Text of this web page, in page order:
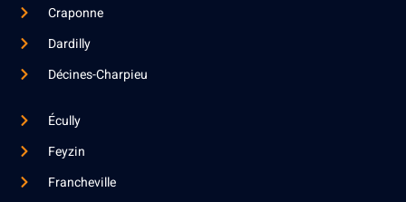
Craponne
Dardilly
Décines-Charpieu
Écully
Feyzin
Francheville